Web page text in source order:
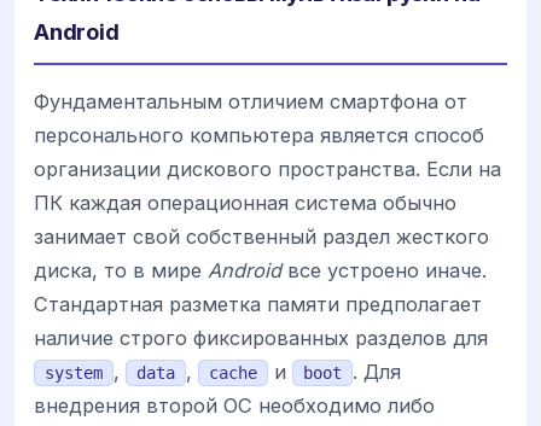
Android
Фундаментальным отличием смартфона от
персонального компьютера является способ
организации дискового пространства. Если на
ПК каждая операционная система обычно
занимает свой собственный раздел жесткого
диска, то в мире Androidвсе устроено иначе.
Стандартная разметка памяти предполагает
наличие строго фиксированных разделов для
system , data , cache и boot
. Для
внедрения второй ОС необходимо либо